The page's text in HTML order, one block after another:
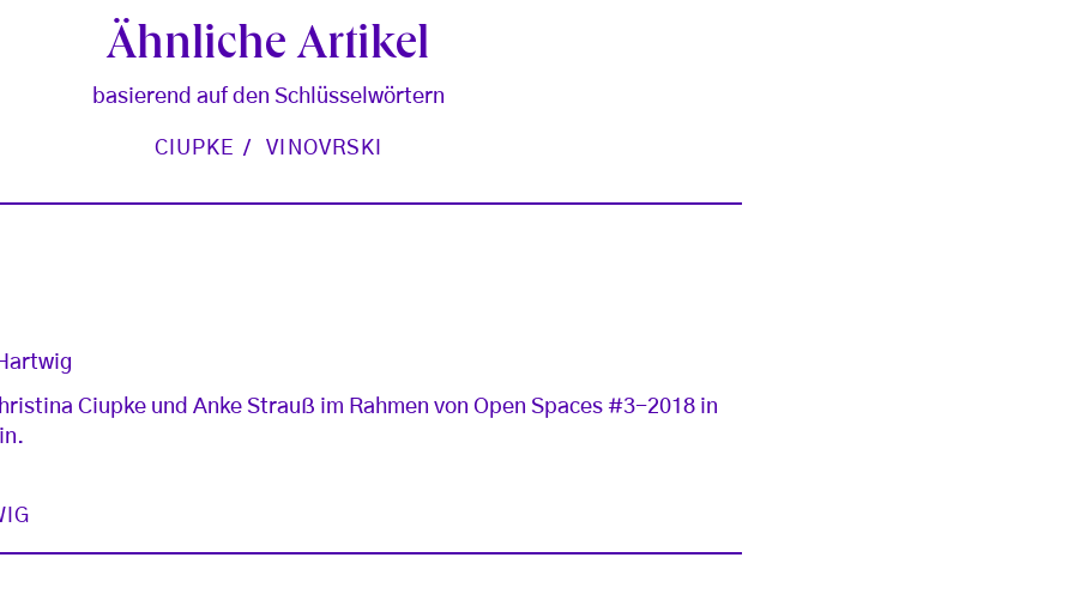
Ähnliche Artikel
basierend auf den Schlüsselwörtern
CIUPKE VINOVRSKI
Ciupke und Anke Strauß im Rahmen von Open Spaces #3-2018 in